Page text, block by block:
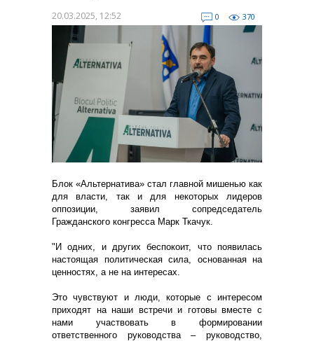
20.03.2025, 12:52 0 370
Блок «Альтернатива» стал главной мишенью как
для власти, так и для некоторых лидеров
оппозиции, заявил сопредседатель
Гражданского конгресса Марк Ткачук.
"И одних, и других беспокоит, что появилась
настоящая политическая сила, основанная на
ценностях, а не на интересах.
Это чувствуют и люди, которые с интересом
приходят на наши встречи и готовы вместе с
нами участвовать в формировании
ответственного руководства – руководство,